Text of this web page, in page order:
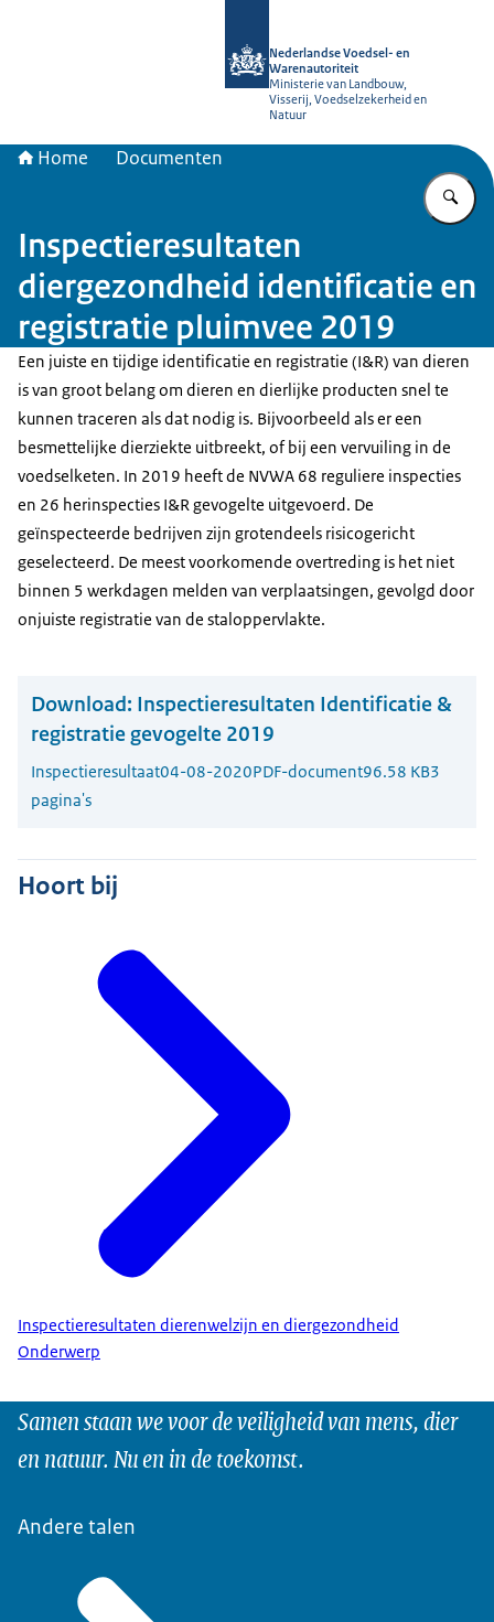
Nederlandse Voedsel- en
Warenautoriteit
Ministerie van Landbouw,
Visserij, Voedselzekerheid en
Natuur
Home Documenten
Inspectieresultaten
diergezondheid identificatie en
registratie pluimvee 2019
Een juiste en tijdige identificatie en registratie (I&R) van dieren
is van groot belang om dieren en dierlijke producten snel te
kunnen traceren als dat nodig is. Bijvoorbeeld als er een
besmettelijke dierziekte uitbreekt, of bij een vervuiling in de
voedselketen. In 2019 heeft de NVWA 68 reguliere inspecties
en 26 herinspecties I&R gevogelte uitgevoerd. De
geïnspecteerde bedrijven zijn grotendeels risicogericht
geselecteerd. De meest voorkomende overtreding is het niet
binnen 5 werkdagen melden van verplaatsingen, gevolgd door
onjuiste registratie van de staloppervlakte.
Download: Inspectieresultaten Identificatie &
registratie gevogelte 2019
Inspectieresultaat04-08-2020PDF-document96.58 KB3
pagina's
Hoort bij
Inspectieresultaten dierenwelzijn en diergezondheid
Onderwerp
Samen staan we voor de veiligheid van mens, dier
en natuur. Nu en in de toekomst.
Andere talen